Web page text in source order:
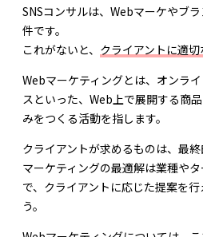
SNSコンサルは、Webマーケやブ
件です。
これがないと、 クライアントに適切
Webマーケティングとは、オンラ
スといった、Web上で展開する商
みをつくる活動を指します。
クライアントが求めるものは、最
マーケティングの最適解は業種や
で、クライアントに応じた提案を
う。